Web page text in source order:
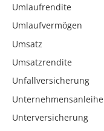
Umlaufrendite
Umlaufvermögen
Umsatz
Umsatzrendite
Unfallversicherung
Unternehmensanleihe
Unterversicherung